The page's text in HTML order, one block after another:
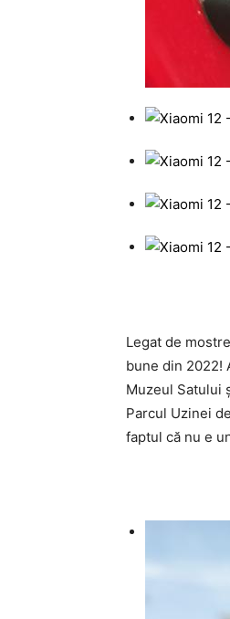
Legat de
bune din 2022!
Muzeul Satului
Parcul Uzinei
faptul că nu e